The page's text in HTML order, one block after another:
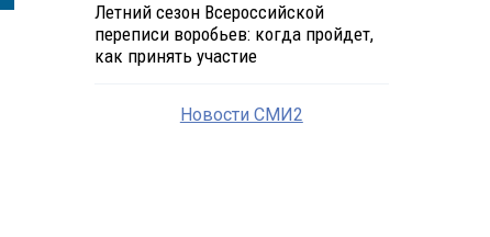
Летний сезон Всероссийской
переписи воробьев: когда пройдет,
как принять участие
Новости СМИ2